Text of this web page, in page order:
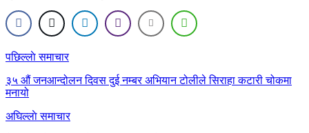
Post
navigation
पछिल्लाे समाचार
३५ औं जनआन्दोलन दिवस दुई नम्बर अभियान टोलीले सिराहा कटारी चोकमा
मनायो
अघिल्लाे समाचार